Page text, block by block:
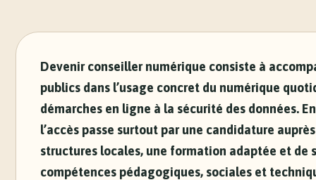
Devenir conseiller numérique consiste à
publics dans l’usage concret du numérique
démarches en ligne à la sécurité des données.
l’accès passe surtout par une candidature
structures locales, une formation adaptée et de
compétences pédagogiques, sociales et